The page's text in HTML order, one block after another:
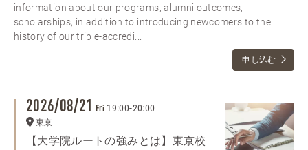
information about our programs, alumni outcomes,
scholarships, in addition to introducing newcomers to the
history of our triple-accredi...
申し込む
2026/08/21 Fri 19:00-20:00
東京
【大学院ルートの強みとは】東京校